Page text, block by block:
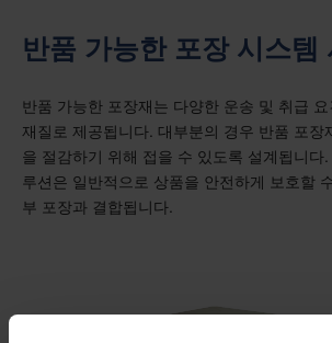
반품 가능한 포장 시스템
반품 가능한 포장재는 다양한 운송 및 취급
재질로 제공됩니다. 대부분의 경우 반품 포장
을 절감하기 위해 접을 수 있도록 설계됩니다
루션은 일반적으로 상품을 안전하게 보호할
부 포장과 결합됩니다.